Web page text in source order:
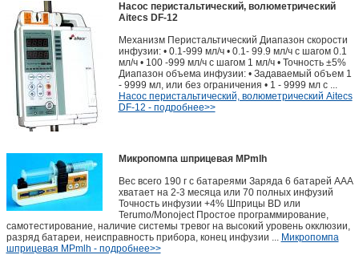
Насос перистальтический, волюметрический
Aitecs DF-12
Механизм Перистальтический Диапазон скорости
инфузии: • 0.1-999 мл/ч • 0.1- 99.9 мл/ч с шагом 0.1
мл/ч • 100 -999 мл/ч с шагом 1 мл/ч • Точность ±5%
Диапазон объема инфузии: • Задаваемый объем 1
- 9999 мл, или без ограничения • 1 - 9999 мл с ...
Насос перистальтический, волюметрический Aitecs
DF-12 - подробнее>>
Микропомпа шприцевая MPmlh
Вес всего 190 г с батареями Заряда 6 батарей ААА
хватает на 2-3 месяца или 70 полных инфузий
Точность инфузии +4% Шприцы BD или
Terumo/Monoject Простое программирование,
самотестирование, наличие системы тревог на высокий уровень окклюзии,
разряд батареи, неисправность прибора, конец инфузии ... Микропомпа
шприцевая MPmlh - подробнее>>